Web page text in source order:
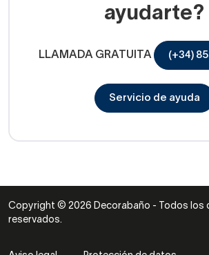
ayudarte?
LLAMADA GRATUITA (+34)
Servicio de ayuda
Copyright © 2026 Decorabaño - Todos los
reservados.